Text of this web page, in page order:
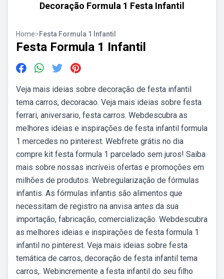
Decoração Formula 1 Festa Infantil
Home>Festa Formula 1 Infantil
Festa Formula 1 Infantil
Veja mais ideias sobre decoração de festa infantil
tema carros, decoracao. Veja mais ideias sobre festa
ferrari, aniversario, festa carros. Webdescubra as
melhores ideias e inspirações de festa infantil formula
1 mercedes no pinterest. Webfrete grátis no dia
compre kit festa formula 1 parcelado sem juros! Saiba
mais sobre nossas incríveis ofertas e promoções em
milhões de produtos. Webregularização de fórmulas
infantis. As fórmulas infantis são alimentos que
necessitam de registro na anvisa antes da sua
importação, fabricação, comercialização. Webdescubra
as melhores ideias e inspirações de festa formula 1
infantil no pinterest. Veja mais ideias sobre festa
temática de carros, decoração de festa infantil tema
carros,. Webincremente a festa infantil do seu filho